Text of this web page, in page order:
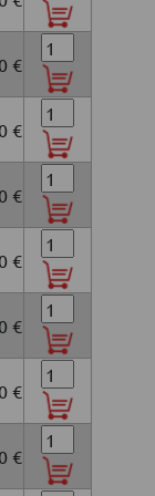
€
€
€
€
€
€
€